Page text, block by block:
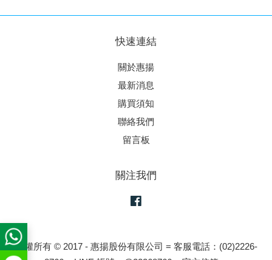
快速連結
關於惠揚
最新消息
購買須知
聯絡我們
留言板
關注我們
版權所有 © 2017 - 惠揚股份有限公司 = 客服電話：(02)2226-